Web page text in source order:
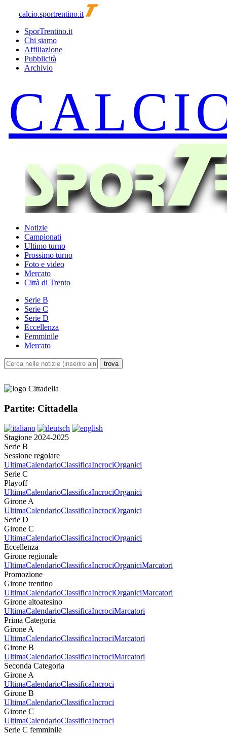
calcio.sportrentino.it
SporTrentino.it
Chi siamo
Affiliazione
Pubblicità
Archivio
Notizie
Campionati
Ultimo turno
Prossimo turno
Foto e video
Mercato
Città di Trento
Serie B
Serie C
Serie D
Eccellenza
Femminile
Mercato
Partite: Cittadella
Stagione 2024-2025
Serie B
Sessione regolare
UltimaCalendarioClassificaIncrociOrganici
Serie C
Playoff
UltimaCalendarioClassificaIncrociOrganici
Girone A
UltimaCalendarioClassificaIncrociOrganici
Serie D
Girone C
UltimaCalendarioClassificaIncrociOrganici
Eccellenza
Girone regionale
UltimaCalendarioClassificaIncrociOrganiciMarcatori
Promozione
Girone trentino
UltimaCalendarioClassificaIncrociOrganiciMarcatori
Girone altoatesino
UltimaCalendarioClassificaIncrociMarcatori
Prima Categoria
Girone A
UltimaCalendarioClassificaIncrociMarcatori
Girone B
UltimaCalendarioClassificaIncrociMarcatori
Seconda Categoria
Girone A
UltimaCalendarioClassificaIncroci
Girone B
UltimaCalendarioClassificaIncroci
Girone C
UltimaCalendarioClassificaIncroci
Serie C femminile